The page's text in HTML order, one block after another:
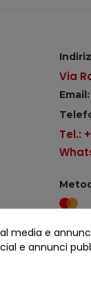
Via
Tel.:
media e
e annunci